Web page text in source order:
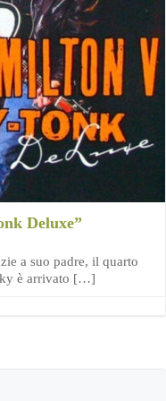
Deluxe”
a suo padre, il quarto
è arrivato […]